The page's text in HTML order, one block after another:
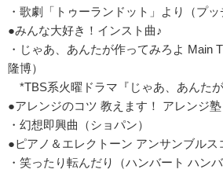
・歌劇「トゥーランドット」より（プッ
●みんな大好き！インスト曲♪
・じゃあ、あんたが作ってみろよ Main
隆博）
*TBS系火曜ドラマ『じゃあ、あんた
●アレンジのコツ 教えます！ アレンジ塾
・幻想即興曲（ショパン）
●ピアノ＆エレクトーン アンサンブルス
・笑ったり転んだり（ハンバート ハン